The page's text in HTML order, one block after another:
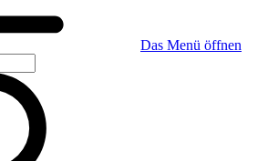
Das Menü öffnen